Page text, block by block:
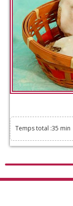
Temps total :35 min